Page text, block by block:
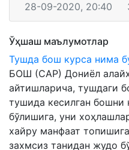
28-09-2020, 20:40
Ўҳшаш маълумотлар
Тушда бош курса нима
БОШ (САР) Дониёл
айтишларича, тушдаги
тушида кесилган бошни
бўлишига, уни
хайру манфаат
захмсиз танидан жудо